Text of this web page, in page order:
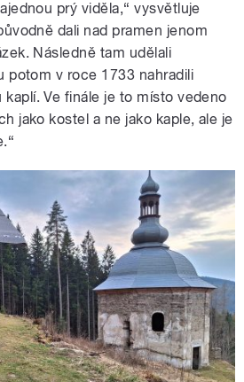
prý viděla,“ vysvětluje
dali nad pramen jenom
Následně tam udělali
potom v roce 1733 nahradili
Ve finále je to místo vedeno
jako kostel a ne jako kaple, ale je